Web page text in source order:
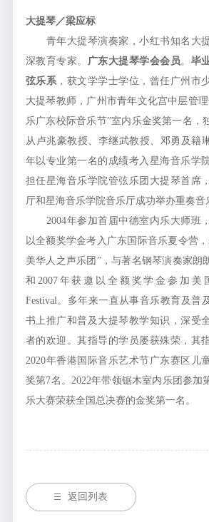
大提琴／梁应标
青年大提琴演奏家，小红书知名大
深教育专家。 广东大提琴学会会员 。 毕
弦乐系 ，获文学学士学位，曾任广州市
大提琴教师，广州市青年文化宫中层管
乐广东校际音乐节”室内乐金奖第一名，
从卢兆豪教授、李继武教授、邓勇及籍
年以专业第一名的成绩考入星海音乐学
担任星海音乐学院管弦乐团大提琴首席
厅和星海音乐学院音乐厅成功举办重奏音
2004年参加首届中德室内乐大师班
以全额奖学金考入广东国际音乐夏令营
美华人之声乐团”，与著名钢琴演奏家朗
和2007年获邀以全额奖学金参加美
Festival。多年来一直从事音乐教育及普
书上推广和普及大提琴教学知识，深受
者的欢迎。其指导的学员屡获殊荣，其
2020年香港国际音乐艺术节广东赛区儿
奖第7名。2022年带领锯木室内乐团参加
乐大赛荣获全国总决赛的金奖第一名。
返回列表